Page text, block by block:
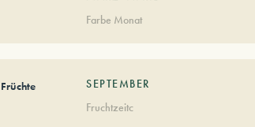
Farbe Monat
Früchte
SEPTEMBER
Fruchtzeitc